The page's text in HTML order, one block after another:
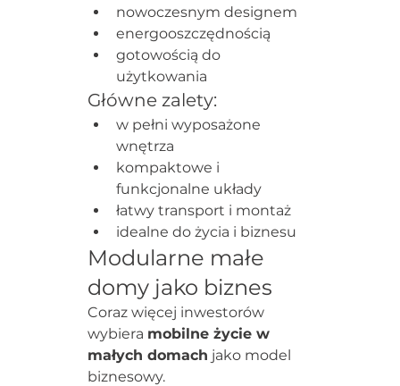
nowoczesnym designem
energooszczędnością
gotowością do
użytkowania
Główne zalety:
w pełni wyposażone
wnętrza
kompaktowe i
funkcjonalne układy
łatwy transport i montaż
idealne do życia i biznesu
Modularne małe
domy jako biznes
Coraz więcej inwestorów
wybiera mobilne życie w
małych domach jako model
biznesowy.